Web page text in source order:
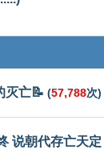
灭亡📝 (57,788次)
说朝代存亡天定